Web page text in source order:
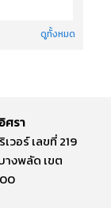
ดูทั้งหมด
ศรา
วอร์ เลขที่ 219
งพลัด เขต